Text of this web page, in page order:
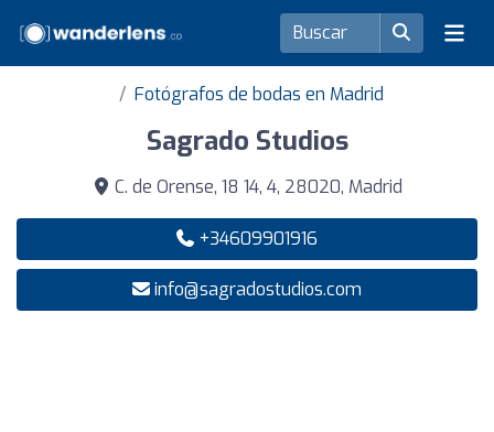
Fotógrafos de bodas en Madrid
Sagrado Studios
C. de Orense, 18 14, 4, 28020, Madrid
+34609901916
info@sagradostudios.com